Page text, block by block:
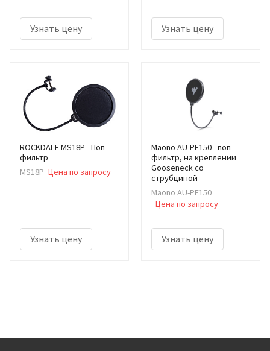
Узнать цену Узнать цену
ROCKDALE MS18P - Поп-
фильтр
MS18P Цена по запросу
Узнать цену
Maono AU-PF150 - поп-
фильтр, на креплении
Gooseneck со
струбциной
Maono AU-PF150
Цена по запросу
Узнать цену